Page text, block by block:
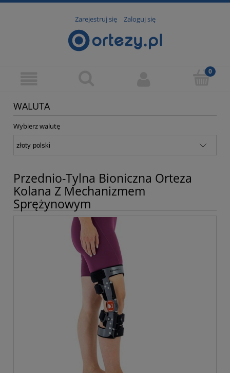
Zarejestruj się Zaloguj się
WALUTA
Wybierz walutę
Przednio-Tylna Bioniczna Orteza
Kolana Z Mechanizmem
Sprężynowym